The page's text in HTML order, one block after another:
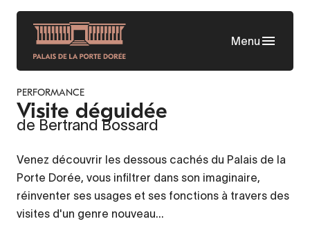
Aller
contenu
principal
Menu
PERFORMANCE
Visite déguidée
de Bertrand Bossard
Venez découvrir les dessous cachés du Palais de la
Porte Dorée, vous infiltrer dans son imaginaire,
réinventer ses usages et ses fonctions à travers des
visites d'un genre nouveau...